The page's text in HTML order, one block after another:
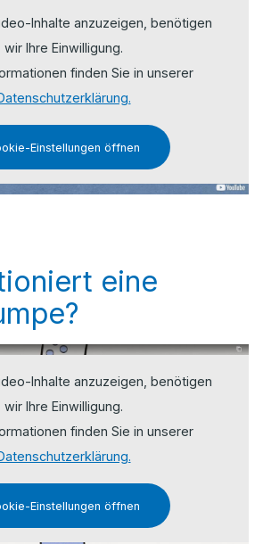
Inhalte anzuzeigen, benötigen
wir Ihre Einwilligung.
finden Sie in unserer
Einstellungen öffnen
eine
Inhalte anzuzeigen, benötigen
wir Ihre Einwilligung.
finden Sie in unserer
Einstellungen öffnen